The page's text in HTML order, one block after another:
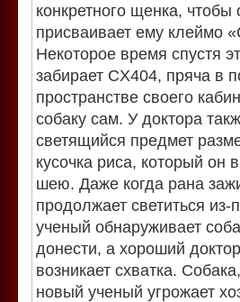
конкретного щенка,
присваивает ему клеймо
Некоторое время спустя
забирает CX404, пряча в
пространстве своего
собаку сам. У доктора
светящийся предмет
кусочка риса, который он
шею. Даже когда рана
продолжает светиться из-
ученый обнаруживает
донести, а хороший
возникает схватка.
новый ученый угрожает